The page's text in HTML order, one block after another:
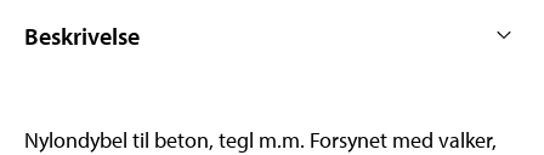
Beskrivelse
Nylondybel til beton, tegl m.m. Forsynet med valker,